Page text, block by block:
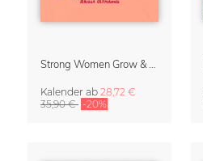
Strong Women Grow & Bloom Kalender 2027
Kalender ab 28,72 €
35,90 € -20%